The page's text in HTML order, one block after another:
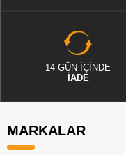
14 GÜN İÇİNDE
İADE
MARKALAR